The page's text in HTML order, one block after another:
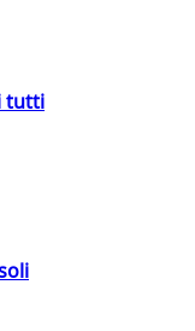
tutti